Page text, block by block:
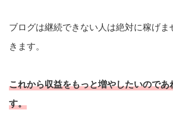
ブログは継続できない人は絶対に稼げ
きます。
これから収益をもっと増やしたいので
す。